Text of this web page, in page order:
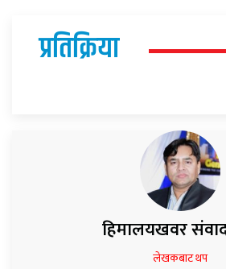
प्रतिक्रिया
हिमालयखवर
लेखकबाट थप